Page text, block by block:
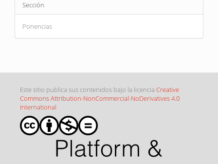
Sección
Ponencias
Este sitio publica sus contenidos bajo la licencia Creative
Commons Attribution-NonCommercial-NoDerivatives 4.0
International